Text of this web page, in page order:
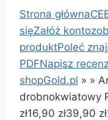
Strona główna
sięZałóż konto
produktPoleć
PDFNapisz
shopGold.pl » »
drobnokwiatowy
zł16,90 zł39,90 zł